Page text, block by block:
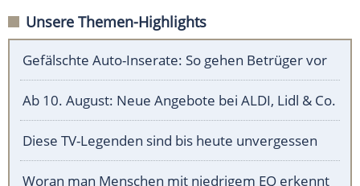
Unsere Themen-Highlights
Gefälschte Auto-Inserate: So gehen Betrüger vor
Ab 10. August: Neue Angebote bei ALDI, Lidl & Co.
Diese TV-Legenden sind bis heute unvergessen
Woran man Menschen mit niedrigem EQ erkennt